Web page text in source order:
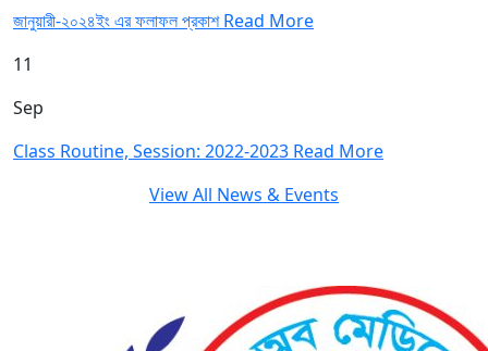
জানুয়ারী-২০২৪ইং এর ফলাফল প্রকাশRead More
11
Sep
Class Routine, Session: 2022-2023 Read More
View All News & Events